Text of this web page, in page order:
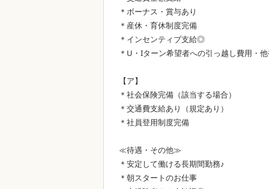
＊ボーナス・賞与あり
＊産休・育休制度完備
＊インセンティブ支給◎
＊U・Iターン希望者への引っ越し費用・
【ア】
＊社会保険完備（該当する場合）
＊交通費支給あり（規定あり）
＊社員登用制度完備
≪待遇・その他≫
＊安定して働ける長期間勤務♪
＊朝スタートのお仕事